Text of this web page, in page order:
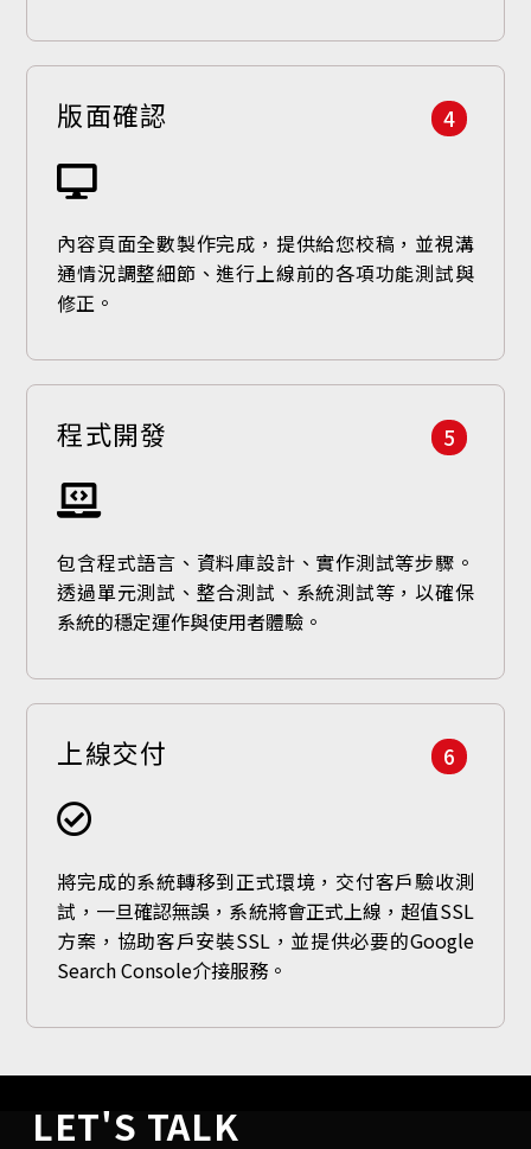
4
版面確認
內容頁面全數製作完成，提供給您校稿，並視溝
通情況調整細節、進行上線前的各項功能測試與
修正。
5
程式開發
包含程式語言、資料庫設計、實作測試等步驟。
透過單元測試、整合測試、系統測試等，以確保
系統的穩定運作與使用者體驗。
6
上線交付
將完成的系統轉移到正式環境，交付客戶驗收測
試，一旦確認無誤，系統將會正式上線，超值SSL
方案，協助客戶安裝SSL，並提供必要的Google
Search Console介接服務。
LET'S TALK